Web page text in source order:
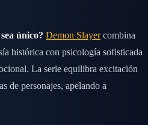
único? Demon Slayercombina
histórica con psicología sofisticada
La serie equilibra excitación
de personajes, apelando a